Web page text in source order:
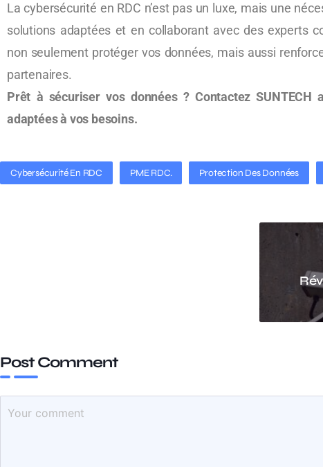
La cybersécurité en RDC n’est pas un luxe, mais une
solutions adaptées et en collaborant avec des experts
non seulement protéger vos données, mais aussi
partenaires.
Prêt à sécuriser vos données ? Contactez SUNTECH
adaptées à vos besoins.
Cybersécurité En RDC PME RDC. Protection Des Données
Post Comment